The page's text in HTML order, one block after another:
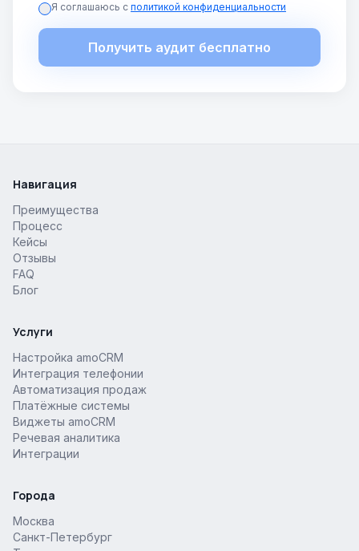
Я соглашаюсь с политикой конфиденциальности
Получить аудит бесплатно
Навигация
Преимущества
Процесс
Кейсы
Отзывы
FAQ
Блог
Услуги
Настройка amoCRM
Интеграция телефонии
Автоматизация продаж
Платёжные системы
Виджеты amoCRM
Речевая аналитика
Интеграции
Города
Москва
Санкт-Петербург